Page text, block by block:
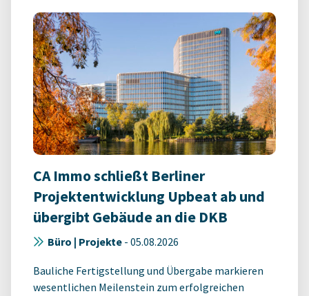
CA Immo schließt Berliner
Projektentwicklung Upbeat ab und
übergibt Gebäude an die DKB
Büro | Projekte - 05.08.2026
Bauliche Fertigstellung und Übergabe markieren
wesentlichen Meilenstein zum erfolgreichen